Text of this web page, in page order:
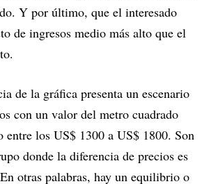
Y por último, que el interesado
de ingresos medio más alto que el
de la gráfica presenta un escenario
con un valor del metro cuadrado
entre los US$ 1300 a US$ 1800. Son
donde la diferencia de precios es
otras palabras, hay un equilibrio o